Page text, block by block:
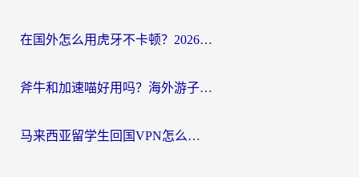
在国外怎么用虎牙不卡顿？2026海外华人亲测有效的回国加速器选择指南
斧牛和加速喵好用吗？海外游子的真实选择困境
马来西亚留学生回国VPN怎么选？3个避坑点+1款实测好用的加速器推荐